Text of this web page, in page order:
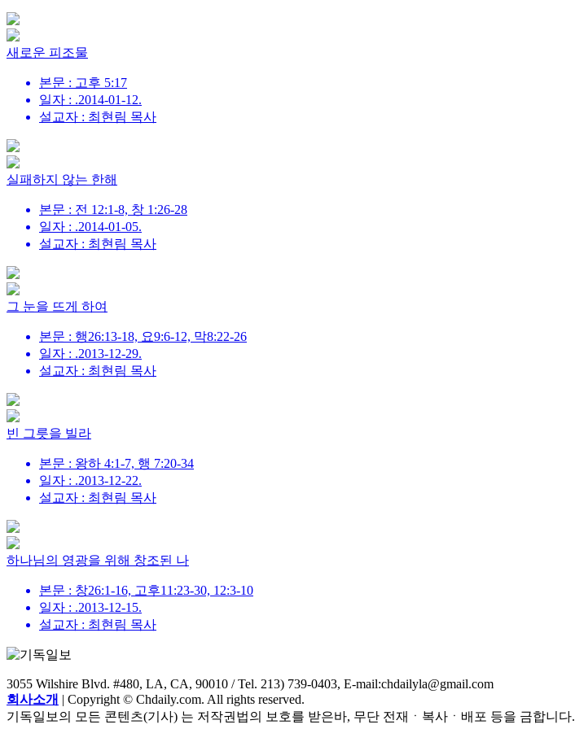
새로운 피조물
본문 : 고후 5:17
일자 : .2014-01-12.
설교자 : 최현림 목사
실패하지 않는 한해
본문 : 전 12:1-8, 창 1:26-28
일자 : .2014-01-05.
설교자 : 최현림 목사
그 눈을 뜨게 하여
본문 : 행26:13-18, 요9:6-12, 막8:22-26
일자 : .2013-12-29.
설교자 : 최현림 목사
빈 그릇을 빌라
본문 : 왕하 4:1-7, 행 7:20-34
일자 : .2013-12-22.
설교자 : 최현림 목사
하나님의 영광을 위해 창조된 나
본문 : 창26:1-16, 고후11:23-30, 12:3-10
일자 : .2013-12-15.
설교자 : 최현림 목사
3055 Wilshire Blvd. #480, LA, CA, 90010 / Tel. 213) 739-0403, E-mail:chdailyla@gmail.com
회사소개 | Copyright © Chdaily.com. All rights reserved.
기독일보의 모든 콘텐츠(기사) 는 저작권법의 보호를 받은바, 무단 전재ㆍ복사ㆍ배포 등을 금합니다.